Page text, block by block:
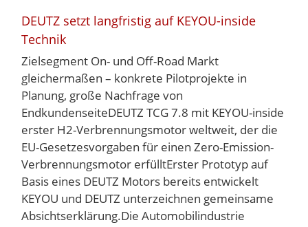
DEUTZ setzt langfristig auf KEYOU-inside
Technik
Zielsegment On- und Off-Road Markt
gleichermaßen – konkrete Pilotprojekte in
Planung, große Nachfrage von
EndkundenseiteDEUTZ TCG 7.8 mit KEYOU-inside
erster H2-Verbrennungsmotor weltweit, der die
EU-Gesetzesvorgaben für einen Zero-Emission-
Verbrennungsmotor erfülltErster Prototyp auf
Basis eines DEUTZ Motors bereits entwickelt
KEYOU und DEUTZ unterzeichnen gemeinsame
Absichtserklärung.Die Automobilindustrie